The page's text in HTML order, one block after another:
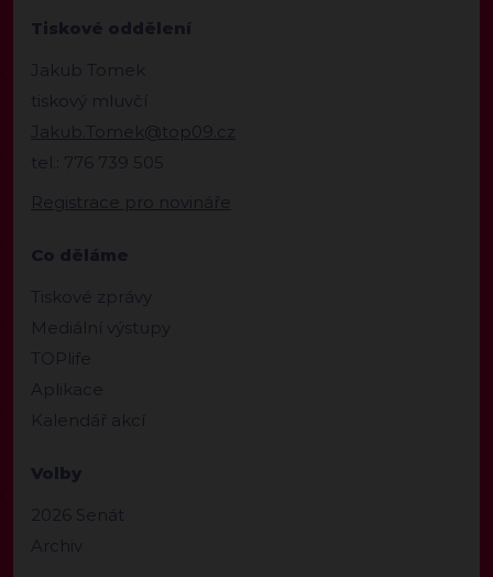
Tiskové oddělení
Jakub Tomek
tiskový mluvčí
Jakub.Tomek@top09.cz
tel.: 776 739 505
Registrace pro novináře
Co děláme
Tiskové zprávy
Mediální výstupy
TOPlife
Aplikace
Kalendář akcí
Volby
2026 Senát
Archiv